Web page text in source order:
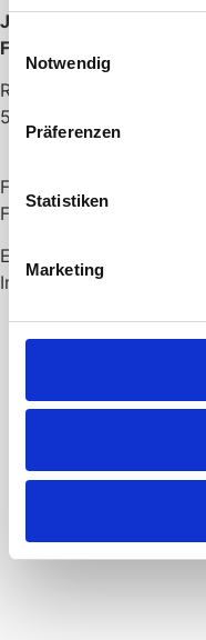
Einwilligungsauswahl
Notwendig
Präferenzen
Statistiken
Marketing
Jürgen Lenz & Partner
Förderungsberatung
Reitweg 26
56869 Mastershausen
Fon: +49 (0)6545 913
Fax: +49 (0)6545 913
E-Mail:
Internet: